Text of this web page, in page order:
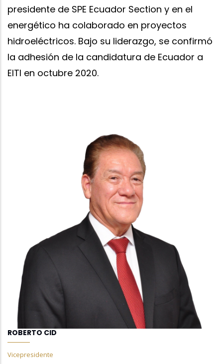
presidente de SPE Ecuador Section y en el
energético ha colaborado en proyectos
hidroeléctricos. Bajo su liderazgo, se confirmó
la adhesión de la candidatura de Ecuador a
EITI en octubre 2020.
ROBERTO CID
Vicepresidente